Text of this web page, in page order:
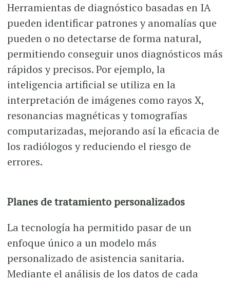
Herramientas de diagnóstico basadas en IA
pueden identificar patrones y anomalías que
pueden o no detectarse de forma natural,
permitiendo conseguir unos diagnósticos más
rápidos y precisos. Por ejemplo, la
inteligencia artificial se utiliza en la
interpretación de imágenes como rayos X,
resonancias magnéticas y tomografías
computarizadas, mejorando así la eficacia de
los radiólogos y reduciendo el riesgo de
errores.
Planes de tratamiento personalizados
La tecnología ha permitido pasar de un
enfoque único a un modelo más
personalizado de asistencia sanitaria.
Mediante el análisis de los datos de cada